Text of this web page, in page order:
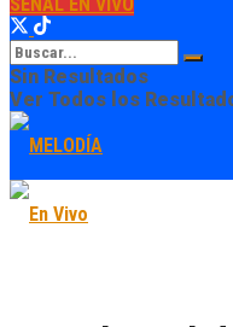
Sin Resultados
Ver Todos los